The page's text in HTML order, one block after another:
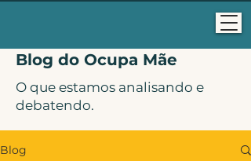
Blog do Ocupa Mãe
O que estamos analisando e
debatendo.
Blog